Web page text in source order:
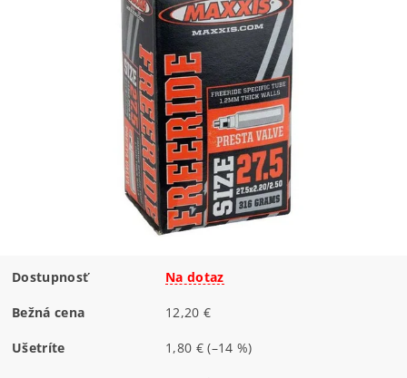
Dostupnosť Na dotaz
Bežná cena 12,20 €
Ušetríte 1,80 €(–14 %)